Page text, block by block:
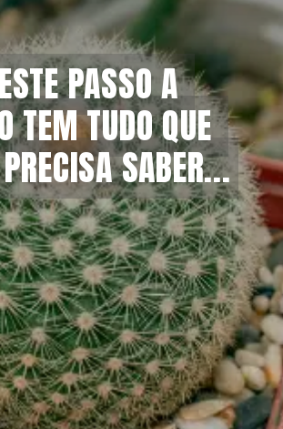
PASSO A
TEM TUDO QUE
SABER...
PASSO A
TEM TUDO QUE
SABER...